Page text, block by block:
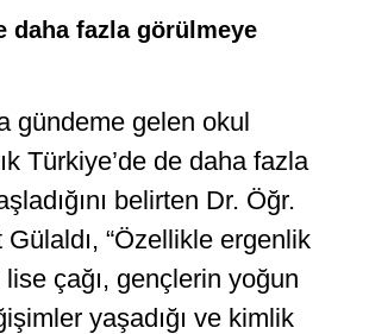
daha fazla görülmeye
gündeme gelen okul
Türkiye’de de daha fazla
belirten Dr. Öğr.
“Özellikle ergenlik
çağı, gençlerin yoğun
yaşadığı ve kimlik